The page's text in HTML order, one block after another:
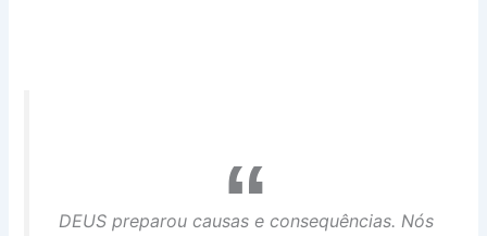
DEUS preparou causas e consequências. Nós